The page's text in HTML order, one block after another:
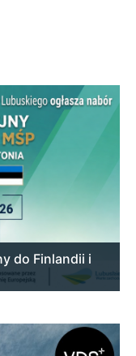
do Finlandii i